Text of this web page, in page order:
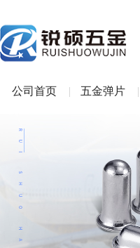
公司首页 五金弹片